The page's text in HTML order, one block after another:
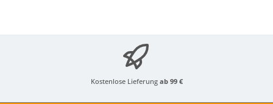
Kostenlose Lieferung ab 99 €